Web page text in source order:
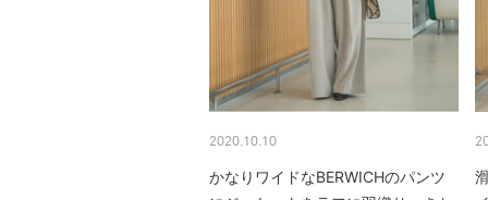
2020.10.10
かなりワイドなBERWICHのパンツ